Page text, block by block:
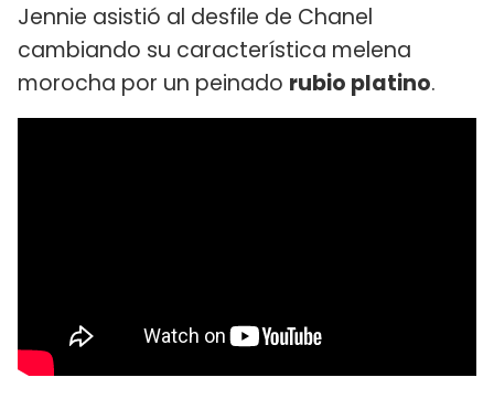
Jennie asistió al desfile de Chanel
cambiando su característica melena
morocha por un peinado rubio platino.